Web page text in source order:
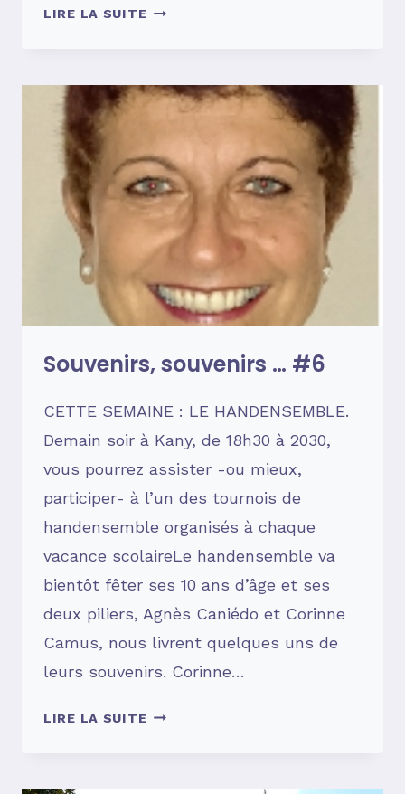
LIRE LA SUITESOUVENIRS,
Souvenirs, souvenirs … #6
CETTE SEMAINE : LE HANDENSEMBLE.
Demain soir à Kany, de 18h30 à 2030,
vous pourrez assister -ou mieux,
participer- à l’un des tournois de
handensemble organisés à chaque
vacance scolaireLe handensemble va
bientôt fêter ses 10 ans d’âge et ses
deux piliers, Agnès Caniédo et Corinne
Camus, nous livrent quelques uns de
leurs souvenirs. Corinne…
LIRE LA SUITESOUVENIRS,